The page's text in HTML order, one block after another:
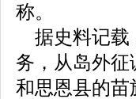
称。
据史料记载
务，从岛外征
和思恩县的苗